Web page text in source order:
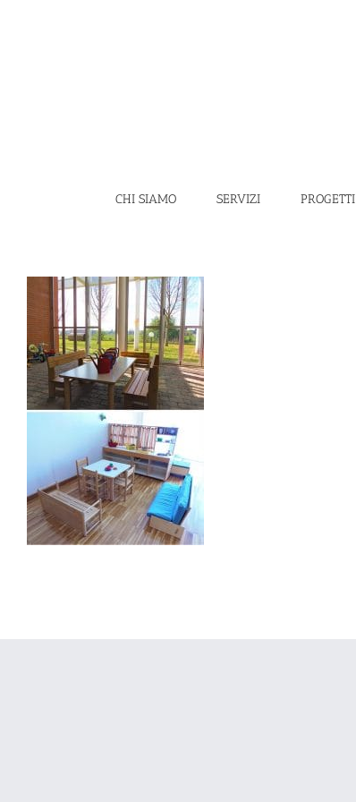
CHI SIAMO SERVIZI PROGETTI